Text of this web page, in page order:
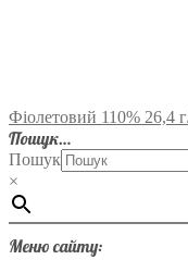
Фіолетовий 110% 26,4
Пошук…
Пошук
×
Меню сайту: